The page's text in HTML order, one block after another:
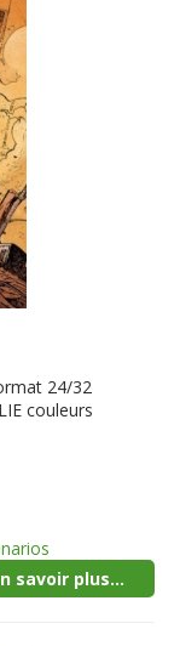
24/32
couleurs
savoir plus...